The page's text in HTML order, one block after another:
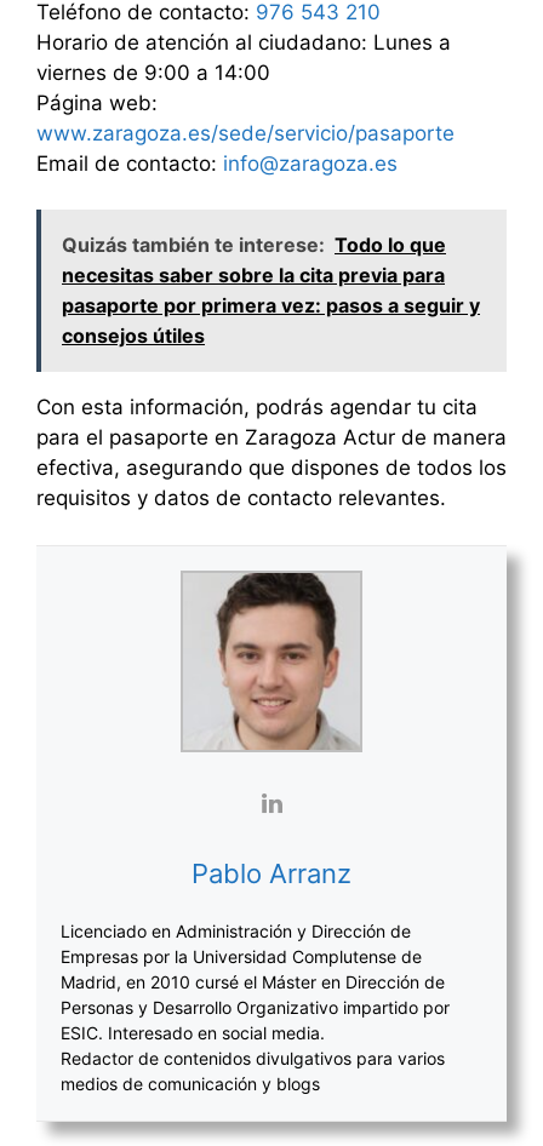
Teléfono de contacto: 976 543 210
Horario de atención al ciudadano: Lunes a
viernes de 9:00 a 14:00
Página web:
www.zaragoza.es/sede/servicio/pasaporte
Email de contacto: info@zaragoza.es
Quizás también te interese: Todo lo que
necesitas saber sobre la cita previa para
pasaporte por primera vez: pasos a seguir y
consejos útiles
Con esta información, podrás agendar tu cita
para el pasaporte en Zaragoza Actur de manera
efectiva, asegurando que dispones de todos los
requisitos y datos de contacto relevantes.
Pablo Arranz
Licenciado en Administración y Dirección de
Empresas por la Universidad Complutense de
Madrid, en 2010 cursé el Máster en Dirección de
Personas y Desarrollo Organizativo impartido por
ESIC. Interesado en social media.
Redactor de contenidos divulgativos para varios
medios de comunicación y blogs